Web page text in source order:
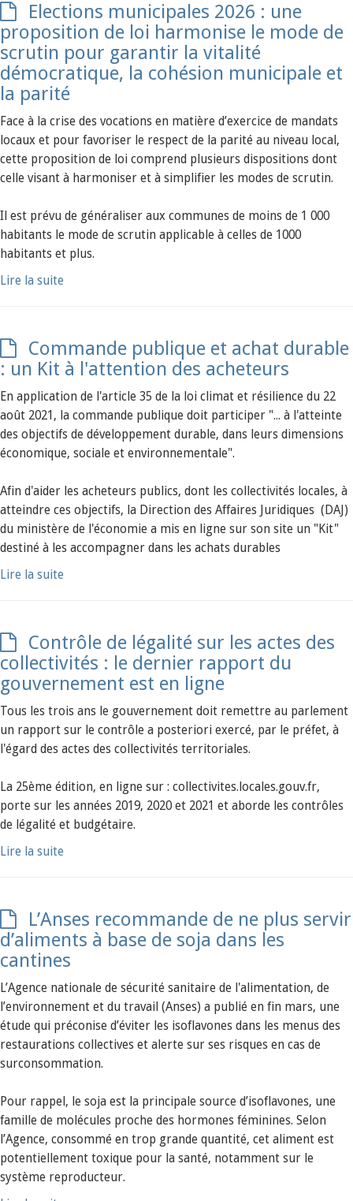
Elections municipales 2026 : une
proposition de loi harmonise le mode de
scrutin pour garantir la vitalité
démocratique, la cohésion municipale et
la parité
Face à la crise des vocations en matière d’exercice de mandats
locaux et pour favoriser le respect de la parité au niveau local,
cette proposition de loi comprend plusieurs dispositions dont
celle visant à harmoniser et à simplifier les modes de scrutin.
Il est prévu de généraliser aux communes de moins de 1 000
habitants le mode de scrutin applicable à celles de 1000
habitants et plus.
Lire la suite
Commande publique et achat durable
: un Kit à l'attention des acheteurs
En application de l'article 35 de la loi climat et résilience du 22
août 2021, la commande publique doit participer "... à l'atteinte
des objectifs de développement durable, dans leurs dimensions
économique, sociale et environnementale".
Afin d'aider les acheteurs publics, dont les collectivités locales, à
atteindre ces objectifs, la Direction des Affaires Juridiques (DAJ)
du ministère de l'économie a mis en ligne sur son site un "Kit"
destiné à les accompagner dans les achats durables
Lire la suite
Contrôle de légalité sur les actes des
collectivités : le dernier rapport du
gouvernement est en ligne
Tous les trois ans le gouvernement doit remettre au parlement
un rapport sur le contrôle a posteriori exercé, par le préfet, à
l'égard des actes des collectivités territoriales.
La 25ème édition, en ligne sur : collectivites.locales.gouv.fr,
porte sur les années 2019, 2020 et 2021 et aborde les contrôles
de légalité et budgétaire.
Lire la suite
L’Anses recommande de ne plus servir
d’aliments à base de soja dans les
cantines
L’Agence nationale de sécurité sanitaire de l'alimentation, de
l’environnement et du travail (Anses) a publié en fin mars, une
étude qui préconise d’éviter les isoflavones dans les menus des
restaurations collectives et alerte sur ses risques en cas de
surconsommation.
Pour rappel, le soja est la principale source d’isoflavones, une
famille de molécules proche des hormones féminines. Selon
l’Agence, consommé en trop grande quantité, cet aliment est
potentiellement toxique pour la santé, notamment sur le
système reproducteur.